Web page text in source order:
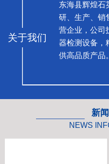
关于我们
东海县辉煌石
研、生产、销
营企业，公司
器检测设备，
供高品质产品。
新
NEWS